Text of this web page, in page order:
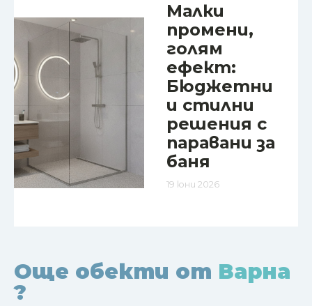
Малки
промени,
голям
ефект:
Бюджетни
и стилни
решения с
паравани за
баня
19 юни 2026
Още обекти от Варна
?